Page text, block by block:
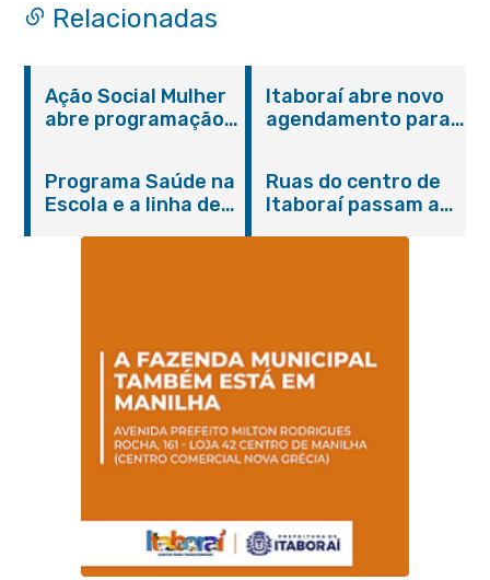
Relacionadas
Ação Social Mulher
abre programação
serviços gratuitos e
orientações
Itaboraí abre novo
agendamento para
Programa Saúde na
Escola e a linha de
Magalhães Seabra
Ruas do centro de
Itaboraí passam a